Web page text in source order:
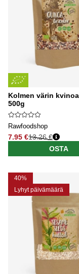
Kolmen värin
500g
Rawfoodshop
7.95 €
Normaali hinta
13.26 €
OSTA
40%
Lyhyt päivämäärä